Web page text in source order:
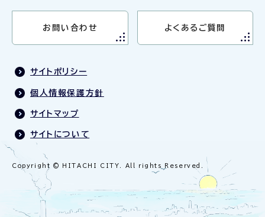
お問い合わせ よくあるご質問
サイトポリシー
個人情報保護方針
サイトマップ
サイトについて
Copyright © HITACHI CITY. All rights Reserved.